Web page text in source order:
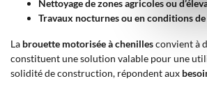
Nettoyage de zones agricoles ou
Travaux nocturnes ou en conditions
La brouette motorisée à chenillesconvient à
constituent une solution valable pour une
solidité de construction, répondent aux